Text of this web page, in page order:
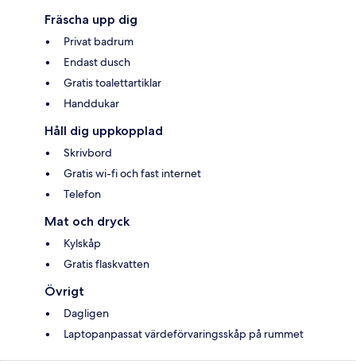
Fräscha upp dig
Privat badrum
Endast dusch
Gratis toalettartiklar
Handdukar
Håll dig uppkopplad
Skrivbord
Gratis wi-fi och fast internet
Telefon
Mat och dryck
Kylskåp
Gratis flaskvatten
Övrigt
Dagligen
Laptopanpassat värdeförvaringsskåp på rummet